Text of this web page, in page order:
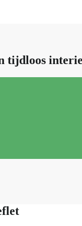
tijdloos